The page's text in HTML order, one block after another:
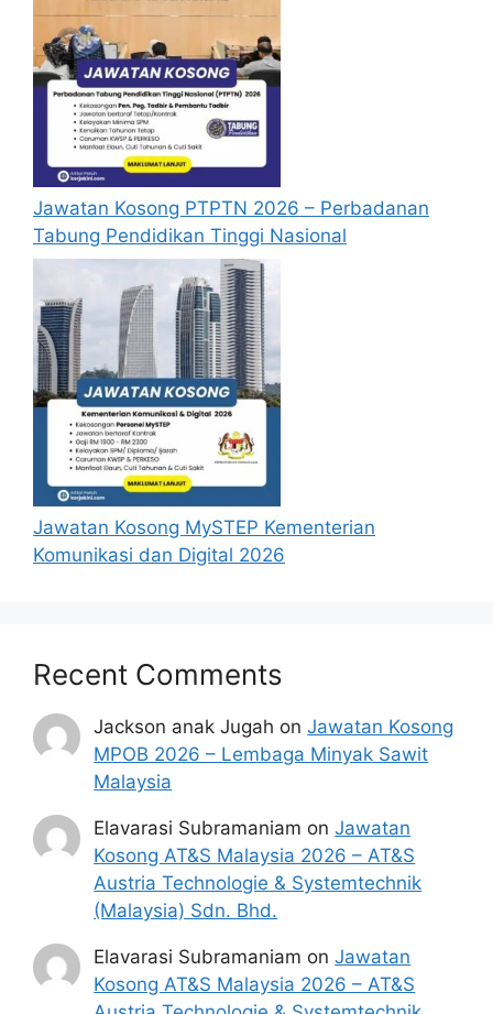
Jawatan Kosong PTPTN 2026 – Perbadanan
Tabung Pendidikan Tinggi Nasional
Jawatan Kosong MySTEP Kementerian
Komunikasi dan Digital 2026
Recent Comments
Jackson anak Jugah onJawatan Kosong
MPOB 2026 – Lembaga Minyak Sawit
Malaysia
Elavarasi Subramaniam onJawatan
Kosong AT&S Malaysia 2026 – AT&S
Austria Technologie & Systemtechnik
(Malaysia) Sdn. Bhd.
Elavarasi Subramaniam onJawatan
Kosong AT&S Malaysia 2026 – AT&S